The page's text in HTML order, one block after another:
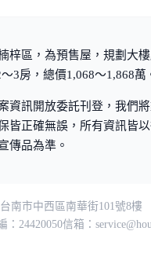
梓區，為預售屋，規劃大
3房，總價1,068～1,868萬
資訊開放委託刊登，我們
皆正確無誤，所有資訊皆
傳品為準。
南市中西區南華街101號8樓
：24420050信箱：